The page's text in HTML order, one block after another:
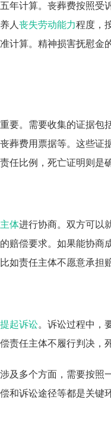
年计算。丧葬费按照受
人 丧失劳动能力程度，
计算。精神损害抚慰金
要。需要收集的证据包
丧葬费用票据等。这些证
任比例，死亡证明则是
体进行协商。双方可以
赔偿要求。如果能协
如责任主体不愿意承担
起诉讼。诉讼过程中，
责任主体不履行判决，
及多个方面，需要按照
和诉讼途径等都是关键